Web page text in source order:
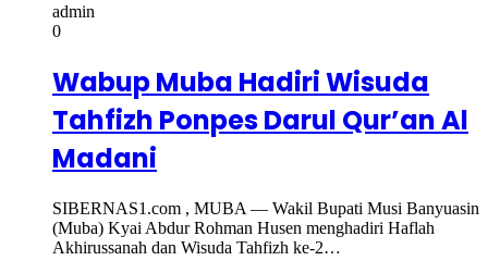
admin
0
Wabup Muba Hadiri Wisuda
Tahfizh Ponpes Darul Qur’an Al
Madani
SIBERNAS1.com , MUBA — Wakil Bupati Musi Banyuasin
(Muba) Kyai Abdur Rohman Husen menghadiri Haflah
Akhirussanah dan Wisuda Tahfizh ke-2…